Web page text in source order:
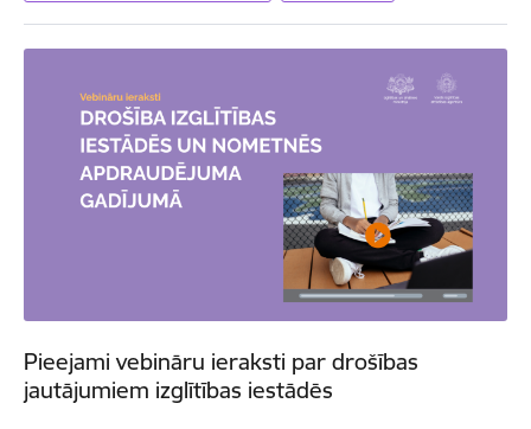
Pieejami vebināru ieraksti par drošības
jautājumiem izglītības iestādēs